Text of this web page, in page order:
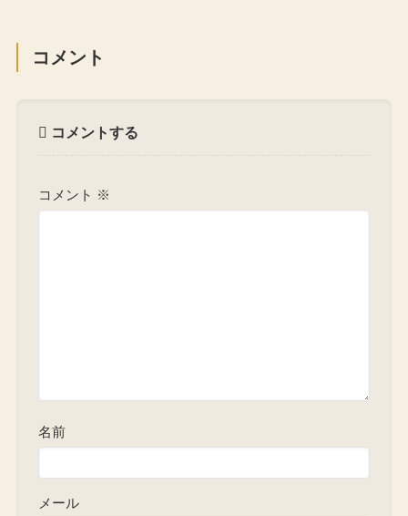
コメント
コメントする
コメント ※
名前
メール